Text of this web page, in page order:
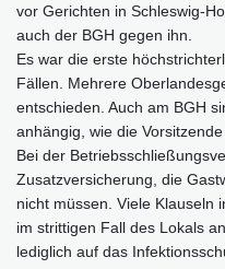
vor Gerichten in Schleswig-
auch der BGH gegen ihn.
Es war die erste
Fällen. Mehrere
entschieden. Auch am BGH
anhängig, wie die
Bei der
Zusatzversicherung, die
nicht müssen. Viele Klauseln
im strittigen Fall des Lokals
lediglich auf das